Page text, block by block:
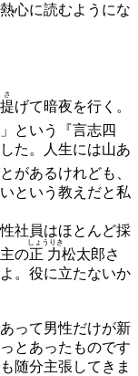
心に読むようにな
提
さ
げて暗夜を行く。
という『言志四
た。人生には山あ
があるけれども、
という教えだと私
社員はほとんど採
の正力
しょうりき
松太郎さ
。役に立たないか
って男性だけが新
とあったものです
随分主張してきま